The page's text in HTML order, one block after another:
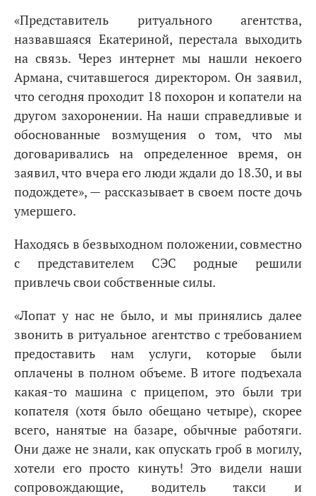
«Представитель ритуального агентства,
назвавшаяся Екатериной, перестала выходить
на связь. Через интернет мы нашли некоего
Армана, считавшегося директором. Он заявил,
что сегодня проходит 18 похорон и копатели на
другом захоронении. На наши справедливые и
обоснованные возмущения о том, что мы
договаривались на определенное время, он
заявил, что вчера его люди ждали до 18.30, и вы
подождете», — рассказывает в своем посте дочь
умершего.
Находясь в безвыходном положении, совместно
с представителем СЭС родные решили
привлечь свои собственные силы.
«Лопат у нас не было, и мы принялись далее
звонить в ритуальное агентство с требованием
предоставить нам услуги, которые были
оплачены в полном объеме. В итоге подъехала
какая-то машина с прицепом, это были три
копателя (хотя было обещано четыре), скорее
всего, нанятые на базаре, обычные работяги.
Они даже не знали, как опускать гроб в могилу,
хотели его просто кинуть! Это видели наши
сопровождающие, водитель такси и